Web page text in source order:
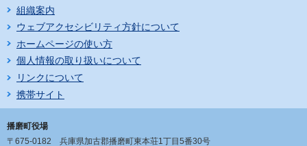
組織案内
ウェブアクセシビリティ方針について
ホームページの使い方
個人情報の取り扱いについて
リンクについて
携帯サイト
播磨町役場
〒675-0182 兵庫県加古郡播磨町東本荘1丁目5番30号